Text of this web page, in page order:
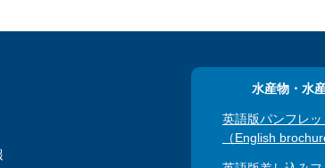
水産物・水
英語版パンフレッ
（English